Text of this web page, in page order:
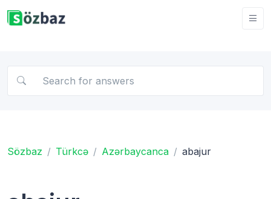
Sözbaz Türkcə Azərbaycanca abajur